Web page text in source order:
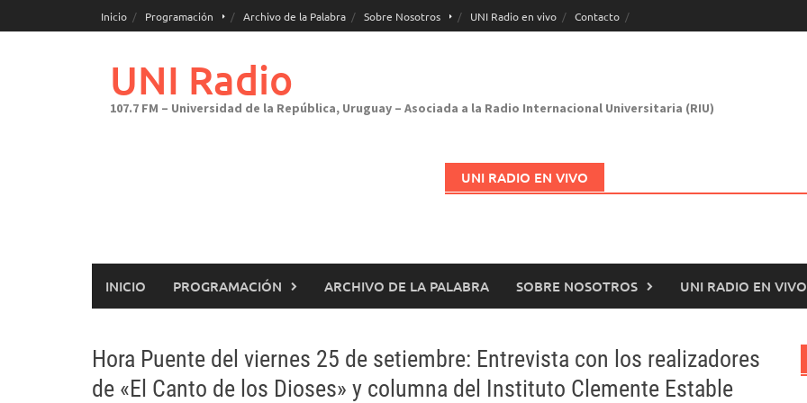
al
Inicio Programación Archivo de la Palabra Sobre Nosotros UNI Radio en vivo Contacto
UNI Radio
107.7 FM – Universidad de la República, Uruguay – Asociada a la Radio Internacional Universitaria (RIU)
UNI RADIO EN VIVO
INICIO PROGRAMACIÓN ARCHIVO DE LA PALABRA SOBRE NOSOTROS UNI RADIO EN VIVO
Hora Puente del viernes 25 de setiembre: Entrevista con los realizadores
de «El Canto de los Dioses» y columna del Instituto Clemente Estable